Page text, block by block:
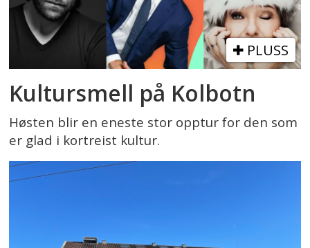
PLUSS
Kultursmell på Kolbotn
Høsten blir en eneste stor opptur for den som
er glad i kortreist kultur.